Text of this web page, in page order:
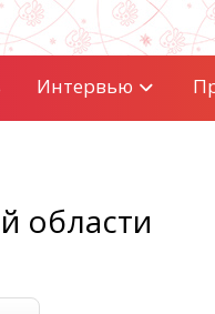
Интервью
области